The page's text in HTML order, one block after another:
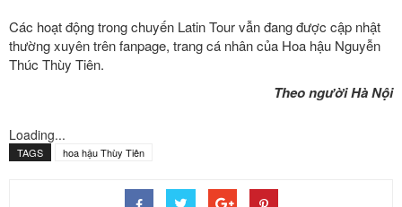
Các hoạt động trong chuyến Latin Tour vẫn đang được cập nhật
thường xuyên trên fanpage, trang cá nhân của Hoa hậu Nguyễn
Thúc Thùy Tiên.
Theo người Hà Nội
Loading...
TAGS hoa hậu Thùy Tiên